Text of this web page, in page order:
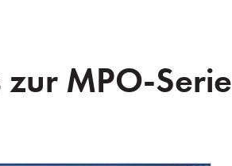
zur MPO-Serie